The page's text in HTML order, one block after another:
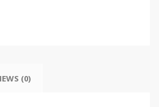
(0)